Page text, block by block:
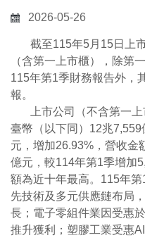
2026-05-26
截至115年5月15日上市
（含第一上市櫃），除第
115年第1季財務報告外，
報。
上市公司（不含第一上
臺幣（以下同）12兆
元，增加26.93%，營收金
億元，較114年第1季增加
額為近十年最高。115年
先技術及多元供應鏈布局
長；電子零組件業因受惠
推升獲利；塑膠工業受惠